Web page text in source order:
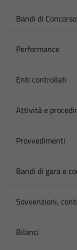
Bandi di Concorso
Performance
Enti controllati
Attività e
Provvedimenti
Bandi di gara e
Sovvenzioni,
Bilanci